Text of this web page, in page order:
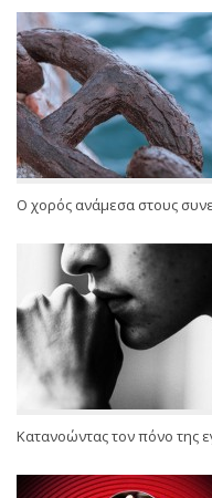
Ο χορός ανάμεσα στους
Κατανοώντας τον πόνο της